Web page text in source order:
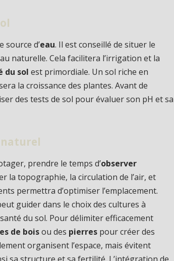
source d’eau. Il est conseillé de situer le
naturelle. Cela facilitera l’irrigation et la
du sol est primordiale. Un sol riche en
la croissance des plantes. Avant de
des tests de sol pour évaluer son pH et sa
naturel
prendre le temps d’observer
la topographie, la circulation de l’air, et
permettra d’optimiser l’emplacement.
guider dans le choix des cultures à
du sol. Pour délimiter efficacement
de boisou des pierres pour créer des
organisent l’espace, mais évitent